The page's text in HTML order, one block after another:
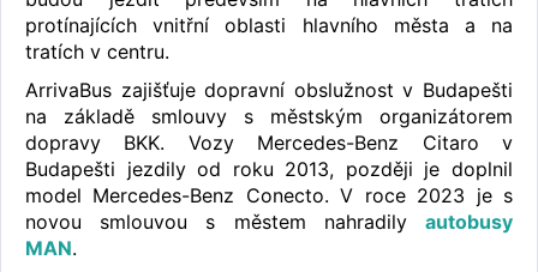
protínajících vnitřní oblasti hlavního města a na
tratích v centru.
ArrivaBus zajišťuje dopravní obslužnost v Budapešti
na základě smlouvy s městským organizátorem
dopravy BKK. Vozy Mercedes-Benz Citaro v
Budapešti jezdily od roku 2013, později je doplnil
model Mercedes-Benz Conecto. V roce 2023 je s
novou smlouvou s městem nahradily autobusy
MAN.